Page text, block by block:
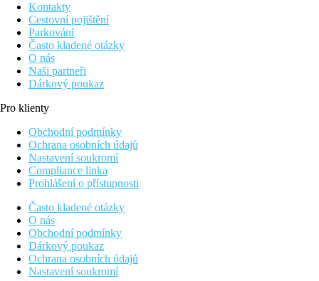
Kontakty
Cestovní pojištění
Parkování
Často kladené otázky
O nás
Naši partneři
Dárkový poukaz
Pro klienty
Obchodní podmínky
Ochrana osobních údajů
Nastavení soukromí
Compliance linka
Prohlášení o přístupnosti
Často kladené otázky
O nás
Obchodní podmínky
Dárkový poukaz
Ochrana osobních údajů
Nastavení soukromí